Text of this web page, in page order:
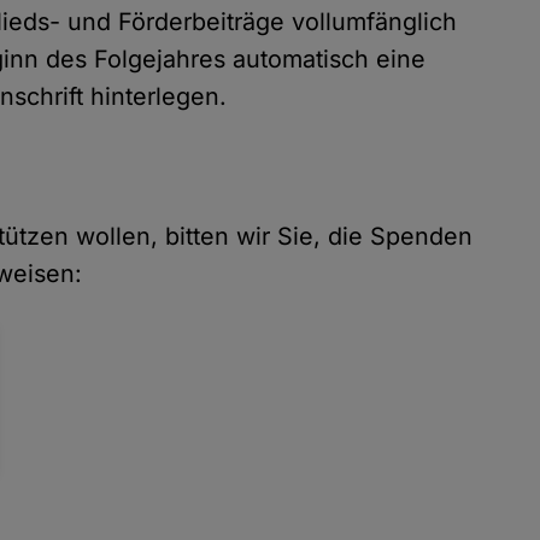
und Förderbeiträge vollumfänglich
des Folgejahres automatisch eine
hinterlegen.
wollen, bitten wir Sie, die Spenden